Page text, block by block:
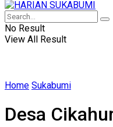
No Result
View All Result
Home Sukabumi
Desa